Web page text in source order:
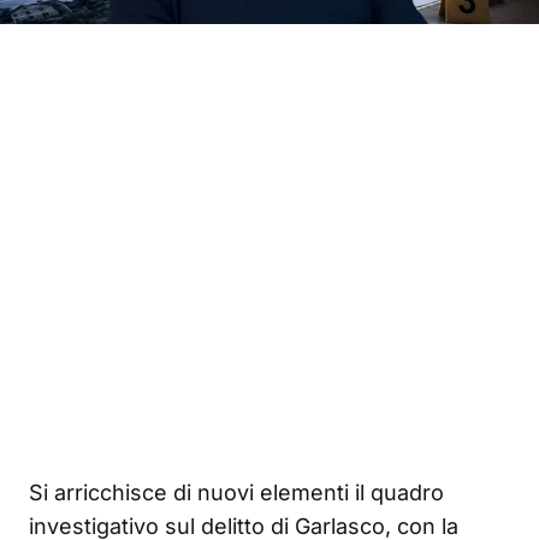
Si arricchisce di nuovi elementi il quadro
investigativo sul delitto di Garlasco, con la